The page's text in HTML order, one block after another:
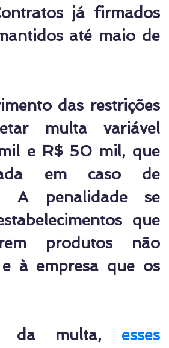
já firmados
até maio de
das restrições
multa variável
e R$ 50 mil, que
em caso de
A penalidade se
que
produtos não
à empresa que os
da multa, esses